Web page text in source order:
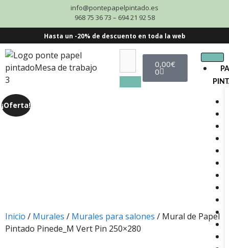
info@pontepapelpintado.es
968 75 36 73 – 694 21 92 58
Hasta un -20% de descuento en toda la web
0,00€
0
¡Oferta!
Inicio / Murales / Murales para salones / Mural de Papel
Pintado Pinede_M Vert Pin 250×280